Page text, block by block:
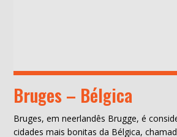
Bruges – Bélgica
Bruges, em neerlandês Brugge, é
cidades mais bonitas da Bélgica,